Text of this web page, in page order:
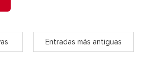
Entradas más antiguas